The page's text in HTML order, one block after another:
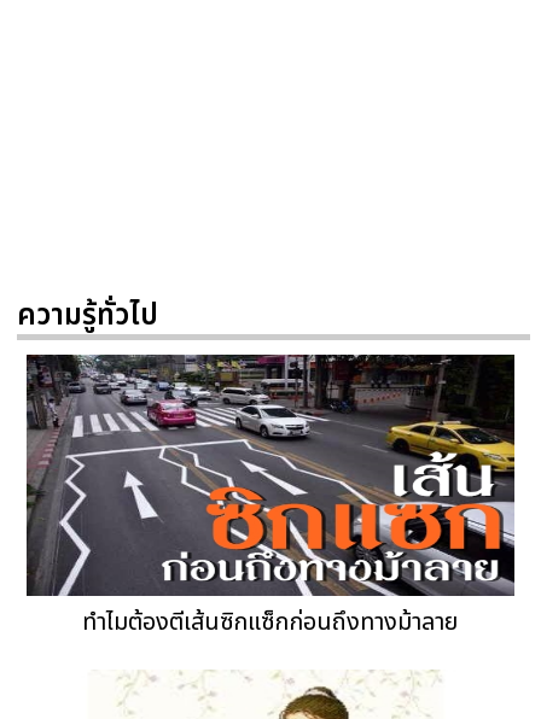
ความรู้ทั่วไป
ทำไมต้องตีเส้นซิกแซ็กก่อนถึงทางม้าลาย